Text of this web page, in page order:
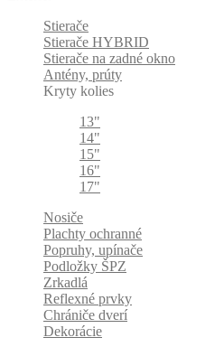
Stierače
Stierače HYBRID
Stierače na zadné okno
Antény, prúty
Kryty kolies
13"
14"
15"
16"
17"
Nosiče
Plachty ochranné
Popruhy, upínače
Podložky ŠPZ
Zrkadlá
Reflexné prvky
Chrániče dverí
Dekorácie